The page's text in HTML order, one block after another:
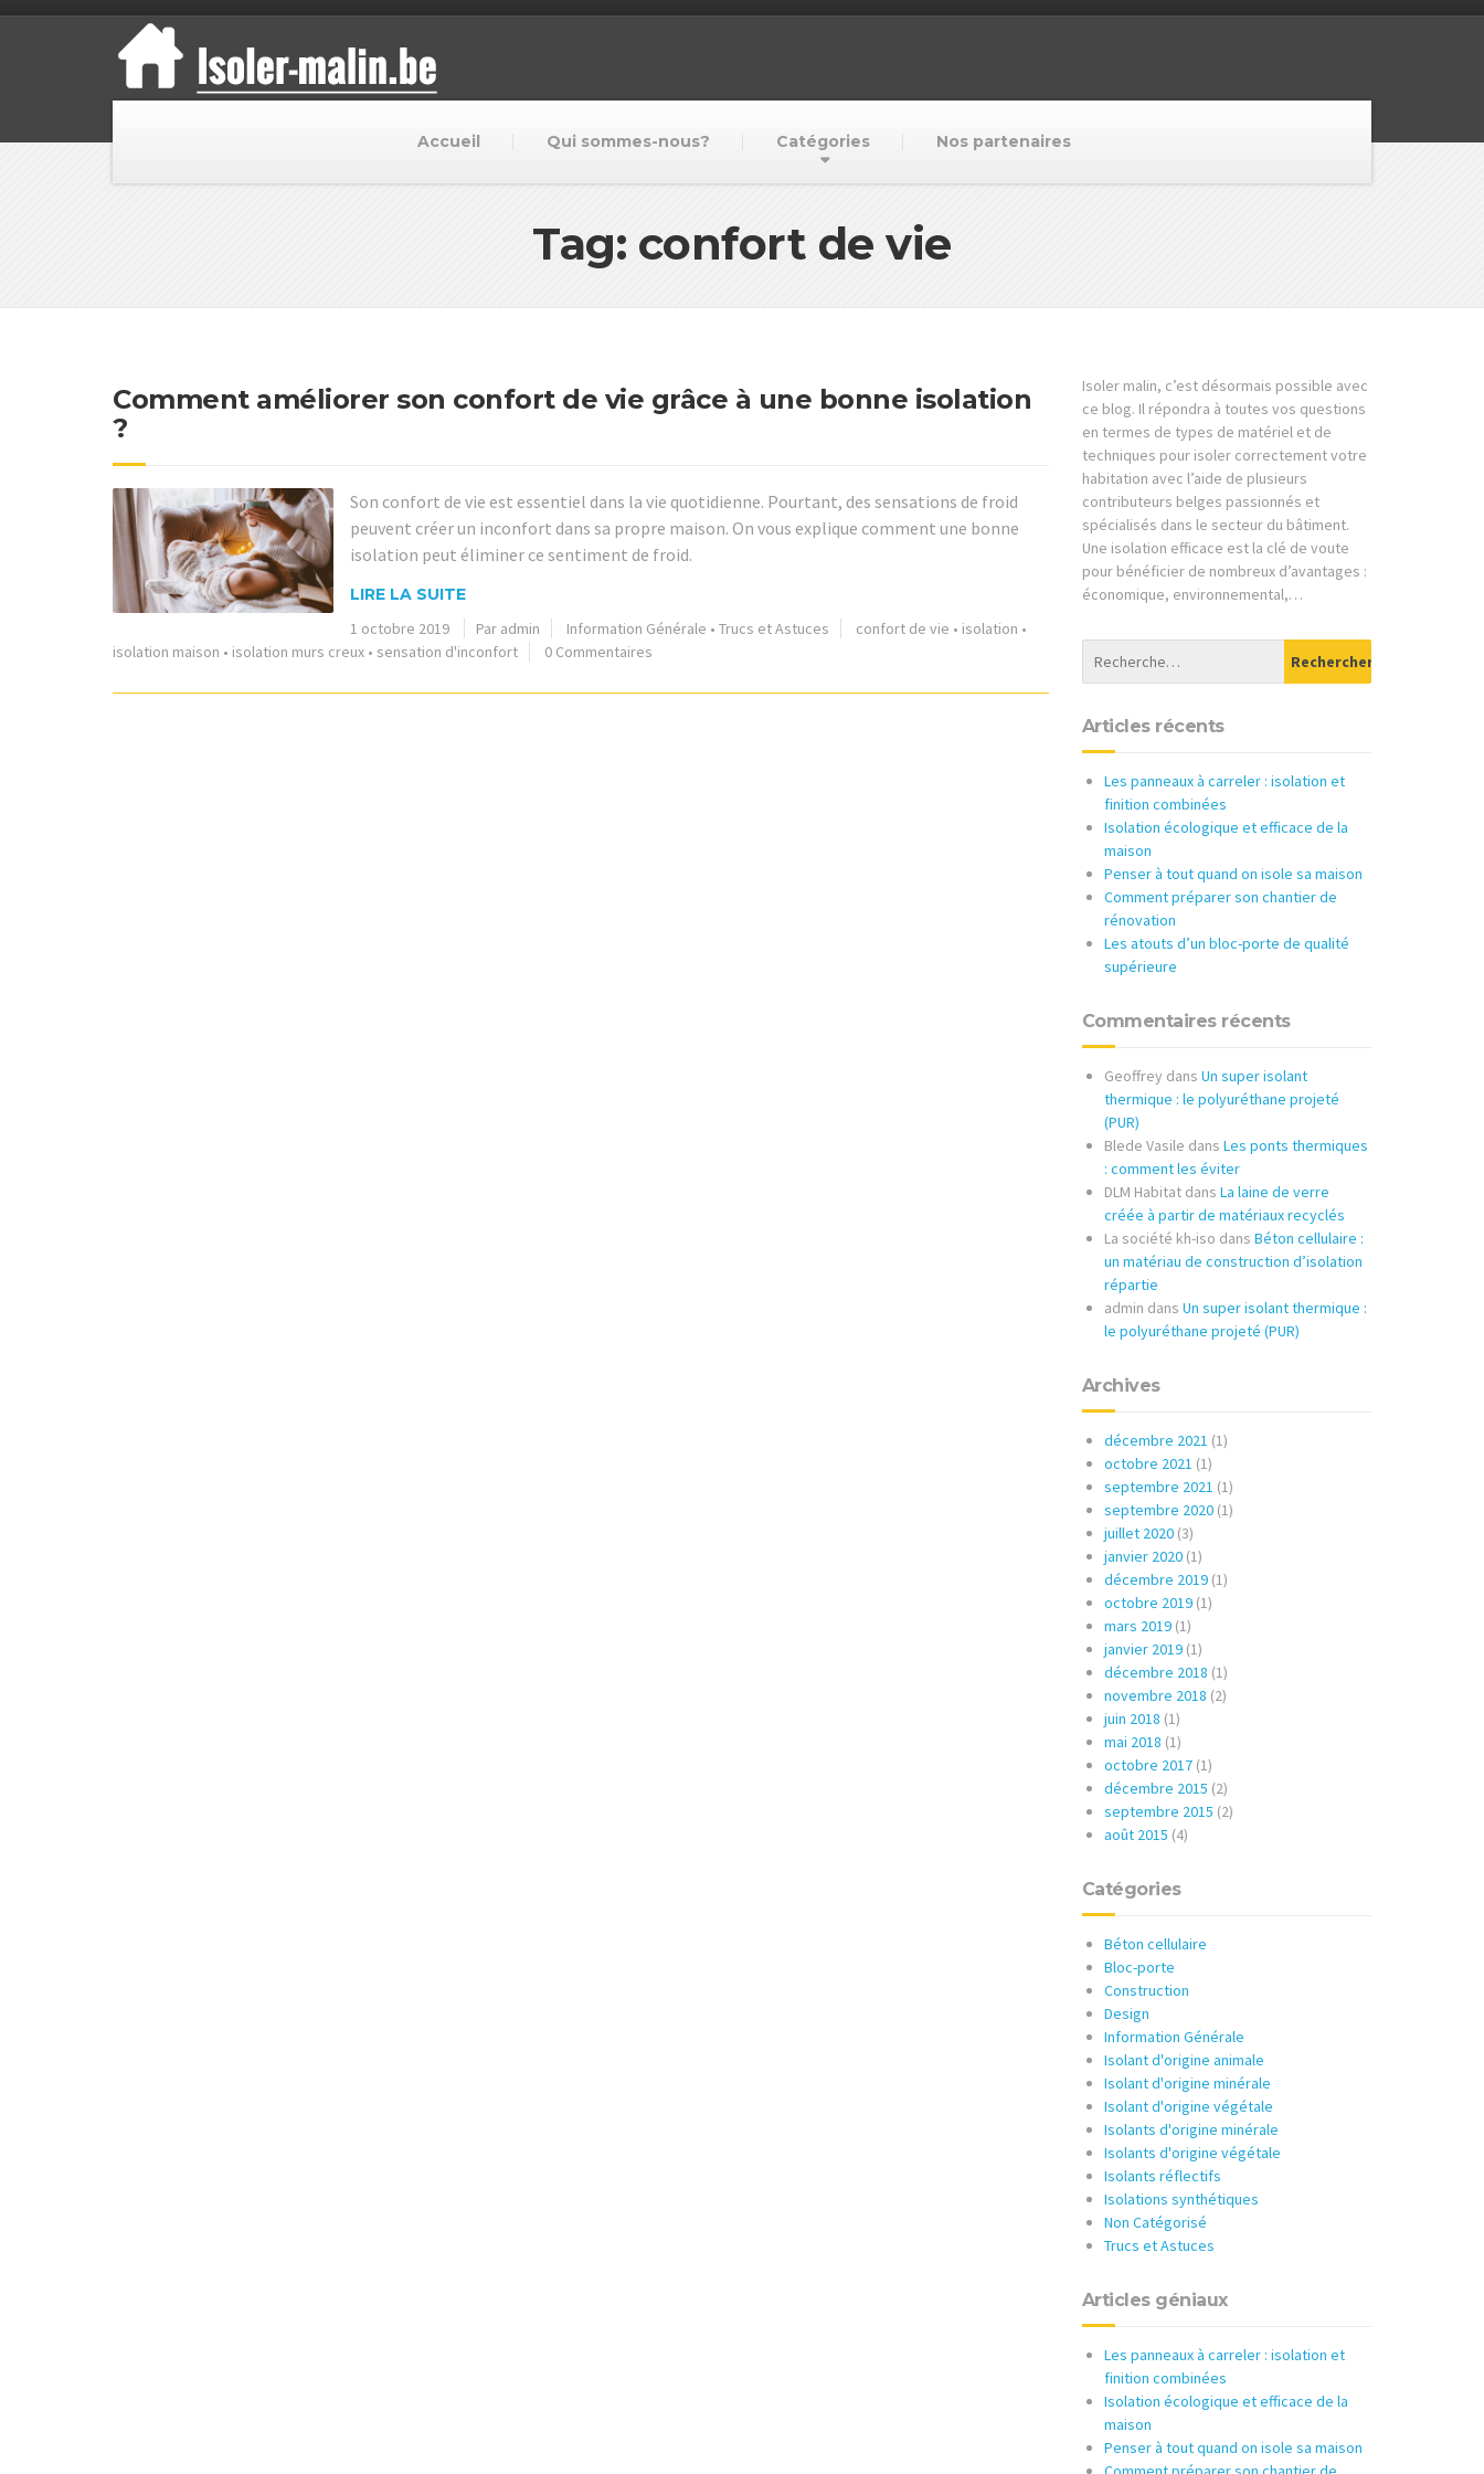
Accueil Qui sommes-nous? Catégories Nos partenaires
Tag: confort de vie
Comment améliorer son confort de vie grâce à une bonne isolation
?
Son confort de vie est essentiel dans la vie quotidienne. Pourtant, des sensations de froid
peuvent créer un inconfort dans sa propre maison. On vous explique comment une bonne
isolation peut éliminer ce sentiment de froid.
LIRE LA SUITE
1 octobre 2019
Par admin Information Générale • Trucs et Astuces confort de vie • isolation •
isolation maison • isolation murs creux • sensation d'inconfort 0 Commentaires
Isoler malin, c’est désormais possible avec
ce blog. Il répondra à toutes vos questions
en termes de types de matériel et de
techniques pour isoler correctement votre
habitation avec l’aide de plusieurs
contributeurs belges passionnés et
spécialisés dans le secteur du bâtiment.
Une isolation efficace est la clé de voute
pour bénéficier de nombreux d’avantages :
économique, environnemental,…
Articles récents
Les panneaux à carreler : isolation et
finition combinées
Isolation écologique et efficace de la
maison
Penser à tout quand on isole sa maison
Comment préparer son chantier de
rénovation
Les atouts d’un bloc-porte de qualité
supérieure
Commentaires récents
Geoffrey dans Un super isolant
thermique : le polyuréthane projeté
(PUR)
Blede Vasile dans Les ponts thermiques
: comment les éviter
DLM Habitatdans La laine de verre
créée à partir de matériaux recyclés
La société kh-iso dans Béton cellulaire :
un matériau de construction d’isolation
répartie
admin dans Un super isolant thermique :
le polyuréthane projeté (PUR)
Archives
décembre 2021 (1)
octobre 2021 (1)
septembre 2021 (1)
septembre 2020(1)
juillet 2020(3)
janvier 2020(1)
décembre 2019(1)
octobre 2019(1)
mars 2019(1)
janvier 2019(1)
décembre 2018 (1)
novembre 2018 (2)
juin 2018 (1)
mai 2018 (1)
octobre 2017(1)
décembre 2015 (2)
septembre 2015 (2)
août 2015 (4)
Catégories
Béton cellulaire
Bloc-porte
Construction
Design
Information Générale
Isolant d'origine animale
Isolant d'origine minérale
Isolant d'origine végétale
Isolants d'origine minérale
Isolants d'origine végétale
Isolants réflectifs
Isolations synthétiques
Non Catégorisé
Trucs et Astuces
Articles géniaux
Les panneaux à carreler : isolation et
finition combinées
Isolation écologique et efficace de la
maison
Penser à tout quand on isole sa maison